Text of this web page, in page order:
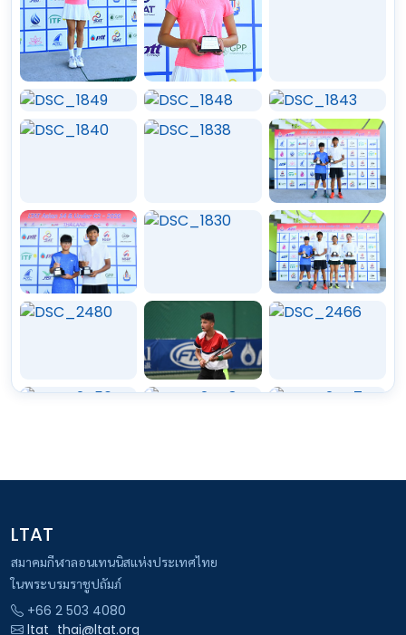
LTAT
สมาคมกีฬาลอนเทนนิสแห่งประเทศไทย
ในพระบรมราชูปถัมภ์
+66 2 503 4080
ltat_thai@ltat.org